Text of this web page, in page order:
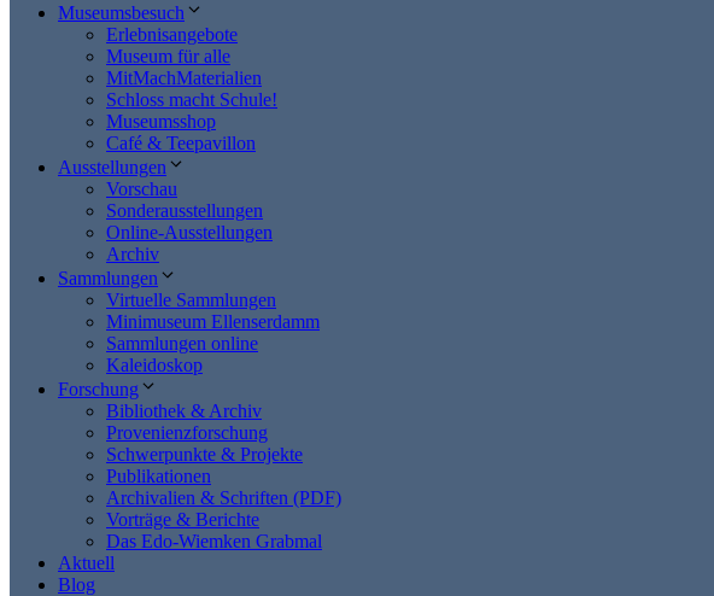
Museumsbesuch
Erlebnisangebote
Museum für alle
MitMachMaterialien
Schloss macht Schule!
Museumsshop
Café & Teepavillon
Ausstellungen
Vorschau
Sonderausstellungen
Online-Ausstellungen
Archiv
Sammlungen
Virtuelle Sammlungen
Minimuseum Ellenserdamm
Sammlungen online
Kaleidoskop
Forschung
Bibliothek & Archiv
Provenienzforschung
Schwerpunkte & Projekte
Publikationen
Archivalien & Schriften (PDF)
Vorträge & Berichte
Das Edo-Wiemken Grabmal
Aktuell
Blog